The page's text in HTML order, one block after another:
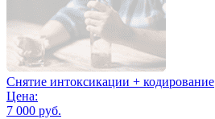
Снятие интоксикации + кодирование
Цена:
7 000 руб.